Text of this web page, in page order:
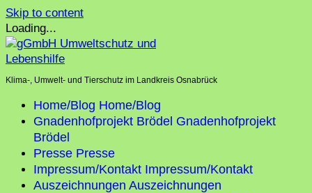
Skip to content
Loading...
Klima-, Umwelt- und Tierschutz im Landkreis Osnabrück
Home/Blog Home/Blog
Gnadenhofprojekt Brödel Gnadenhofprojekt
Brödel
Presse Presse
Impressum/Kontakt Impressum/Kontakt
Auszeichnungen Auszeichnungen